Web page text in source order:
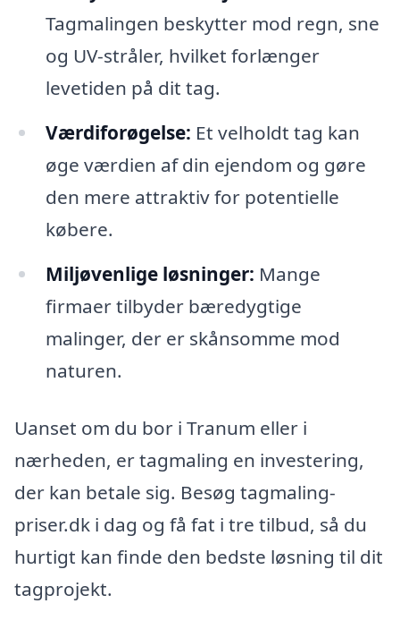
Tagmalingen beskytter mod regn, sne
og UV-stråler, hvilket forlænger
levetiden på dit tag.
Værdiforøgelse: Et velholdt tag kan
øge værdien af din ejendom og gøre
den mere attraktiv for potentielle
købere.
Miljøvenlige løsninger: Mange
firmaer tilbyder bæredygtige
malinger, der er skånsomme mod
naturen.
Uanset om du bor i Tranum eller i
nærheden, er tagmaling en investering,
der kan betale sig. Besøg tagmaling-
priser.dk i dag og få fat i tre tilbud, så du
hurtigt kan finde den bedste løsning til dit
tagprojekt.